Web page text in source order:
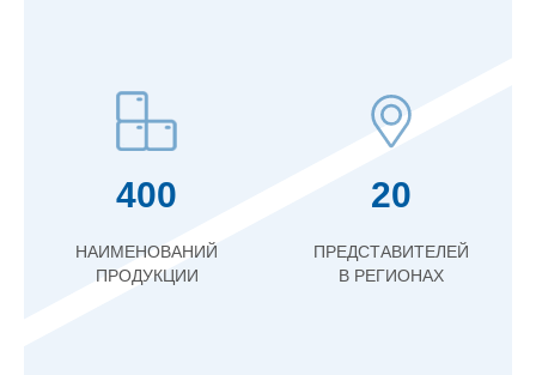
400
НАИМЕНОВАНИЙ
ПРОДУКЦИИ
20
ПРЕДСТАВИТЕЛЕЙ
В РЕГИОНАХ